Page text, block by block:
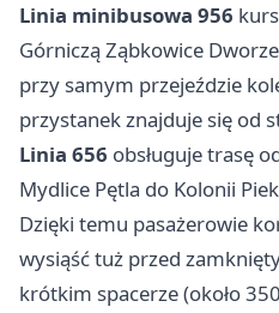
Linia minibusowa 956
Górniczą Ząbkowice
przy samym przejeździe
przystanek znajduje się od
Linia 656 obsługuje trasę
Mydlice Pętla do Kolonii
Dzięki temu pasażerowie
wysiąść tuż przed
krótkim spacerze (około